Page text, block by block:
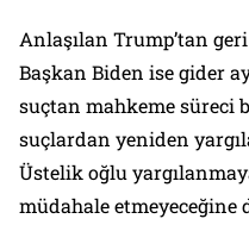
Anlaşılan Trump’tan
Başkan Biden ise gider
suçtan mahkeme süreci
suçlardan yeniden
Üstelik oğlu
müdahale